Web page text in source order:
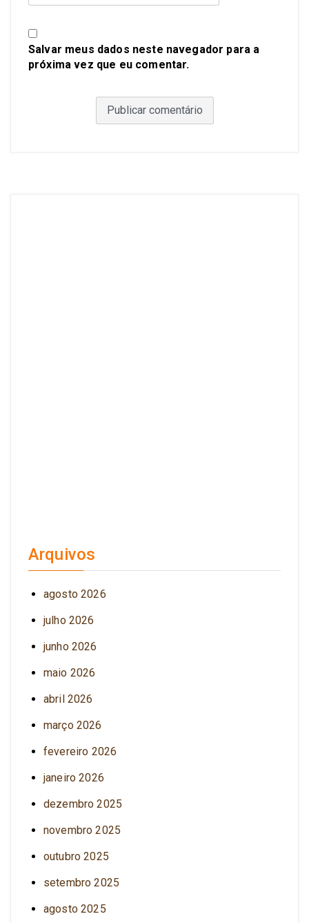
Salvar meus dados neste navegador para a
próxima vez que eu comentar.
Arquivos
agosto 2026
julho 2026
junho 2026
maio 2026
abril 2026
março 2026
fevereiro 2026
janeiro 2026
dezembro 2025
novembro 2025
outubro 2025
setembro 2025
agosto 2025